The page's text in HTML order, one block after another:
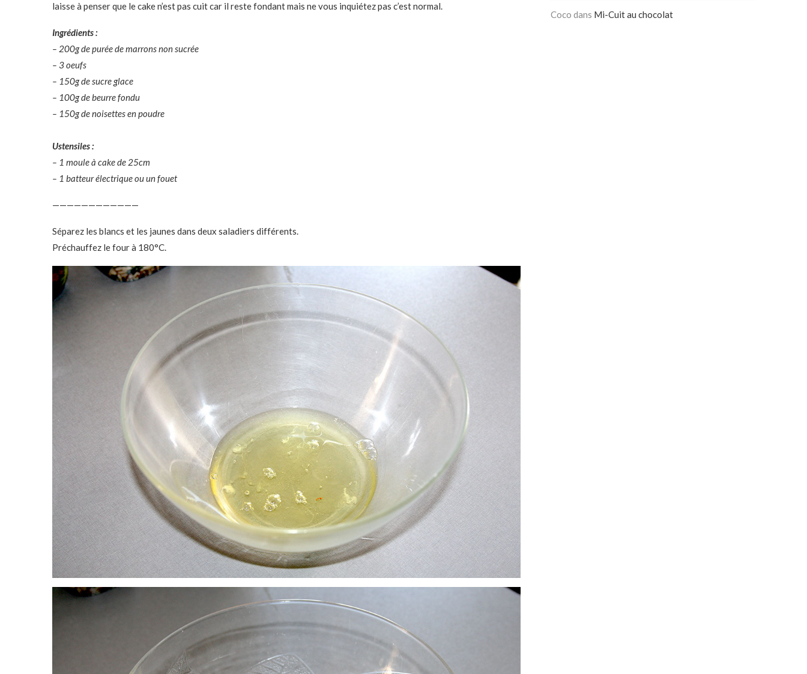
laisse à penser que le cake n’est pas cuit car il reste fondant mais ne vous inquiétez pas c’est normal.
Ingrédients :
– 200g de purée de marrons non sucrée
– 3 oeufs
– 150g de sucre glace
– 100g de beurre fondu
– 150g de noisettes en poudre
Ustensiles :
– 1 moule à cake de 25cm
– 1 batteur électrique ou un fouet
————————————
Séparez les blancs et les jaunes dans deux saladiers différents.
Préchauffez le four à 180°C.
Coco dans Mi-Cuit au chocolat